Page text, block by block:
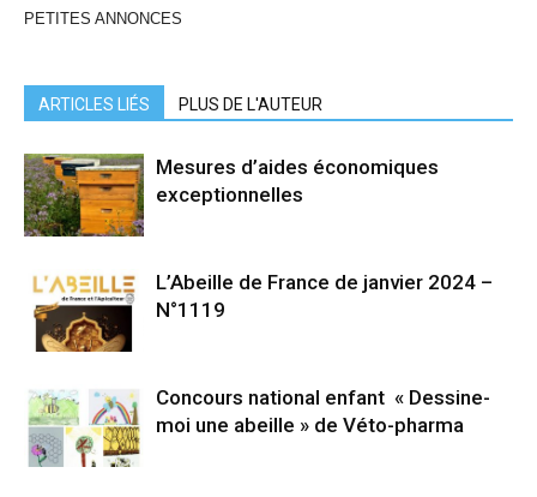
PETITES ANNONCES
ARTICLES LIÉS PLUS DE L'AUTEUR
Mesures d’aides économiques
exceptionnelles
L’Abeille de France de janvier 2024 –
N°1119
Concours national enfant « Dessine-
moi une abeille » de Véto-pharma